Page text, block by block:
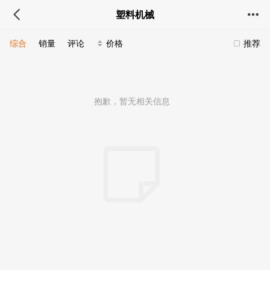
塑料机械
推荐
综合 销量 评论 价格
抱歉，暂无相关信息